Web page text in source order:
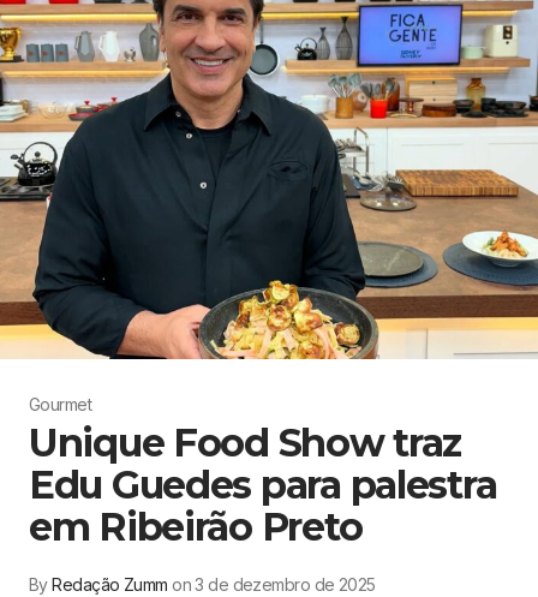
Gourmet
Unique Food Show traz
Edu Guedes para palestra
em Ribeirão Preto
ByRedação Zumm on 3 de dezembro de 2025